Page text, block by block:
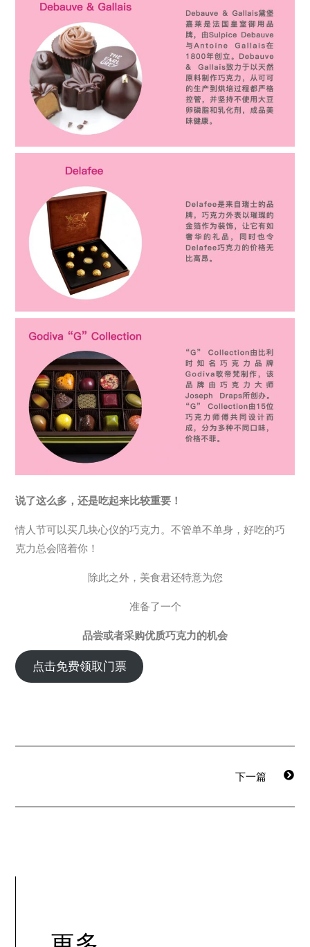
说了这么多，还是吃起来比较重要！
情人节可以买几块心仪的巧克力。不管单不单身，好吃的巧
克力总会陪着你！
除此之外，美食君还特意为您
准备了一个
品尝或者采购优质巧克力的机会
点击免费领取门票
下一篇